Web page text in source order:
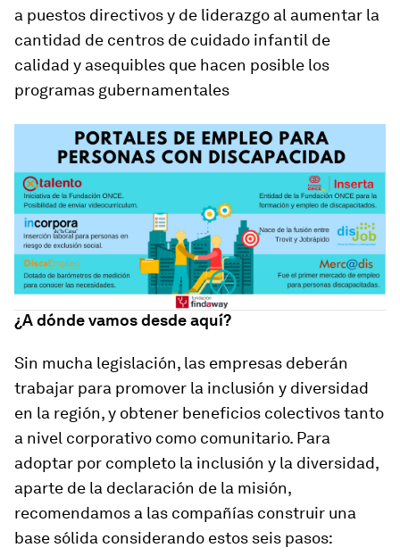
a puestos directivos y de liderazgo al aumentar la
cantidad de centros de cuidado infantil de
calidad y asequibles que hacen posible los
programas gubernamentales
¿A dónde vamos desde aquí?
Sin mucha legislación, las empresas deberán
trabajar para promover la inclusión y diversidad
en la región, y obtener beneficios colectivos tanto
a nivel corporativo como comunitario. Para
adoptar por completo la inclusión y la diversidad,
aparte de la declaración de la misión,
recomendamos a las compañías construir una
base sólida considerando estos seis pasos: